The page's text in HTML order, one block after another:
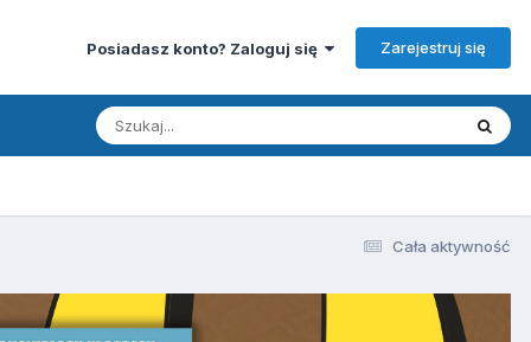
Posiadasz konto? Zaloguj się Zarejestruj się
Cała aktywność